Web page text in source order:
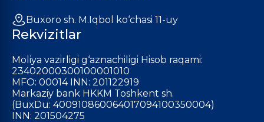
Buxoro sh. M.Iqbol ko‘chasi 11-uy
Rekvizitlar
Moliya vazirligi g‘aznachiligi Hisob raqami:
23402000300100001010
MFO: 00014 INN: 201122919
Markaziy bank HKKM Toshkent sh.
(BuxDu: 400910860064017094100350004)
INN: 201504275